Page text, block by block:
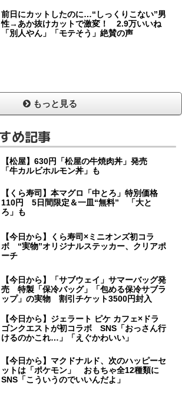
前日にカットしたのに…“しっくりこない”男
性→あか抜けカットで激変！ 2.9万いいね
「別人やん」「モテそう」絶賛の声
もっと見る
め記事
【松屋】630円「松屋の牛焼肉丼」発売
「牛カルビホルモン丼」も
【くら寿司】本マグロ「中とろ」特別価格
110円 5日間限定＆一皿“無料” 「大と
ろ」も
【今日から】くら寿司×ミニオンズ初コラ
ボ “実物”オリジナルステッカー、クリアポ
ーチ
【今日から】「サブウェイ」サマーバッグ発
売 特製「保冷バッグ」「包める保冷サブラ
ップ」の実物 割引チケット3500円封入
【今日から】ジェラート ピケ カフェ×ドラ
ゴンクエストが初コラボ SNS「おっさん行
けるのかこれ…」「えぐかわいい」
【今日から】マクドナルド、次のハッピーセ
ットは「ポケモン」 おもちゃ全12種類に
SNS「こういうのでいいんだよ」